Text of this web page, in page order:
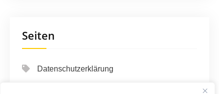
Seiten
Datenschutzerklärung